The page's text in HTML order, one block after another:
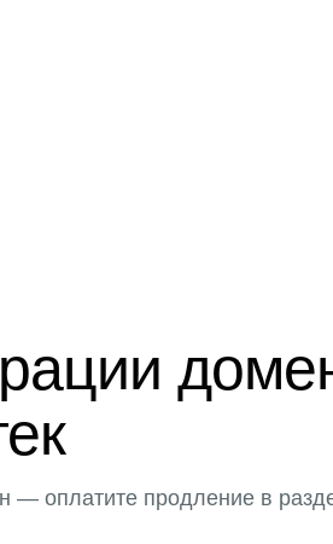
— оплатите продление в